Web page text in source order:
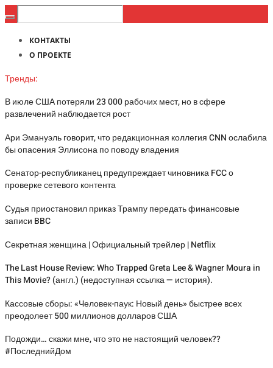
КОНТАКТЫ
О ПРОЕКТЕ
Тренды:
В июле США потеряли 23 000 рабочих мест, но в сфере
развлечений наблюдается рост
Ари Эмануэль говорит, что редакционная коллегия CNN ослабила
бы опасения Эллисона по поводу владения
Сенатор-республиканец предупреждает чиновника FCC о
проверке сетевого контента
Судья приостановил приказ Трампу передать финансовые
записи BBC
Секретная женщина | Официальный трейлер | Netflix
The Last House Review: Who Trapped Greta Lee & Wagner Moura in
This Movie? (англ.) (недоступная ссылка — история).
Кассовые сборы: «Человек-паук: Новый день» быстрее всех
преодолеет 500 миллионов долларов США
Подожди… скажи мне, что это не настоящий человек??
#ПоследнийДом